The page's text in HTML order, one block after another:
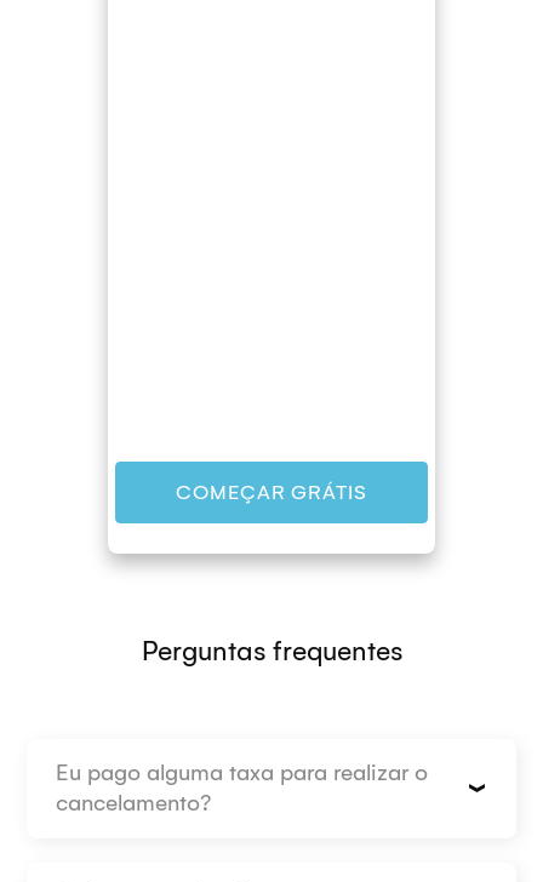
COMEÇAR GRÁTIS
Perguntas frequentes
Eu pago alguma taxa para realizar o
cancelamento?